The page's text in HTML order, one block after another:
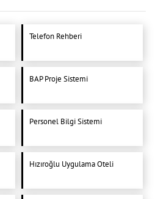
Telefon Rehberi
BAP Proje Sistemi
Personel Bilgi Sistemi
Hızıroğlu Uygulama Oteli